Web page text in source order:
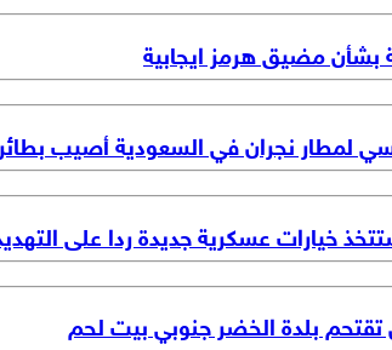
بشأن مضيق هرمز ايجابية
لمطار نجران في السعودية أصيب
خيارات عسكرية جديدة ردا على
بلدة الخضر جنوبي بيت لحم